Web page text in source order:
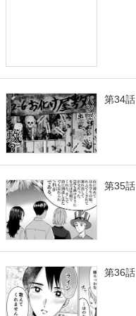
第34話
第35話
第36話